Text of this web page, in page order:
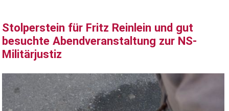
Stolperstein für Fritz Reinlein und gut
besuchte Abendveranstaltung zur NS-
Militärjustiz